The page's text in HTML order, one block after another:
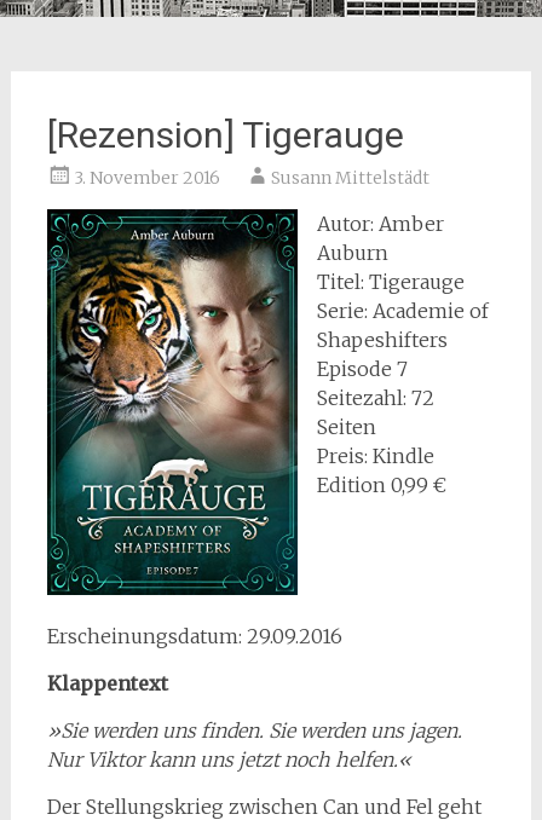
[Rezension] Tigerauge
3. November 2016 Susann Mittelstädt
Autor: Amber
Auburn
Titel: Tigerauge
Serie: Academie of
Shapeshifters
Episode 7
Seitezahl: 72
Seiten
Preis: Kindle
Edition 0,99 €
Erscheinungsdatum: 29.09.2016
Klappentext
»Sie werden uns finden. Sie werden uns jagen.
Nur Viktor kann uns jetzt noch helfen.«
Der Stellungskrieg zwischen Can und Fel geht